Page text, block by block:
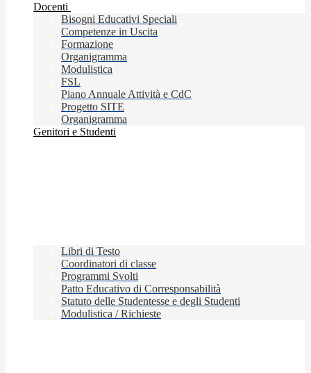
Docenti
Bisogni Educativi Speciali
Competenze in Uscita
Formazione
Organigramma
Modulistica
FSL
Piano Annuale Attività e CdC
Progetto SITE
Organigramma
Genitori e Studenti
Libri di Testo
Coordinatori di classe
Programmi Svolti
Patto Educativo di Corresponsabilità
Statuto delle Studentesse e degli Studenti
Modulistica / Richieste